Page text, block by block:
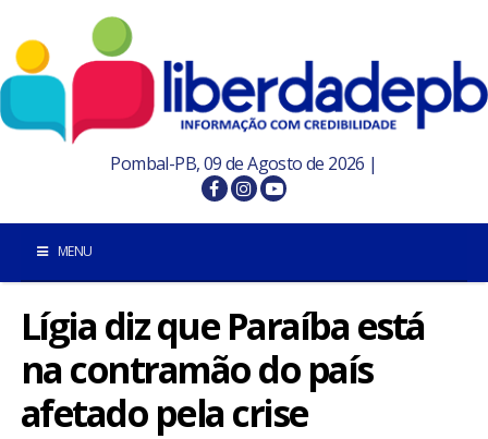
Pombal-PB, 09 de Agosto de 2026 |
MENU
INÍCIO
POMBAL E REGIÃO
Lígia diz que Paraíba está
na contramão do país
afetado pela crise